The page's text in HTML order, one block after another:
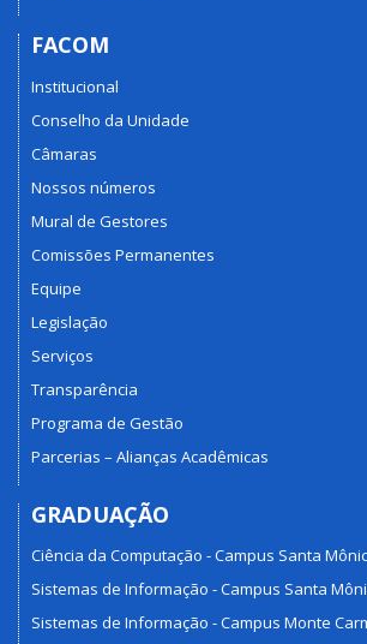
FACOM
Institucional
Conselho da Unidade
Câmaras
Nossos números
Mural de Gestores
Comissões Permanentes
Equipe
Legislação
Serviços
Transparência
Programa de Gestão
Parcerias – Alianças Acadêmicas
GRADUAÇÃO
Ciência da Computação - Campus Santa
Sistemas de Informação - Campus Santa
Sistemas de Informação - Campus Monte